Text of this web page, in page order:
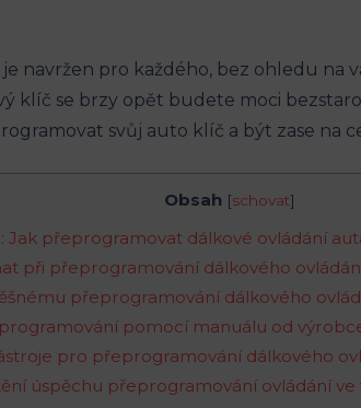
navržen pro každého, bez ohledu
klíč se brzy opět budete moci
svůj auto klíč a být zase na
Obsah [schovat]
Jak přeprogramovat dálkové ovládání
při přeprogramování dálkového
přeprogramování dálkového
pomocí manuálu od
pro přeprogramování dálkového
úspěchu přeprogramování ovládání ve